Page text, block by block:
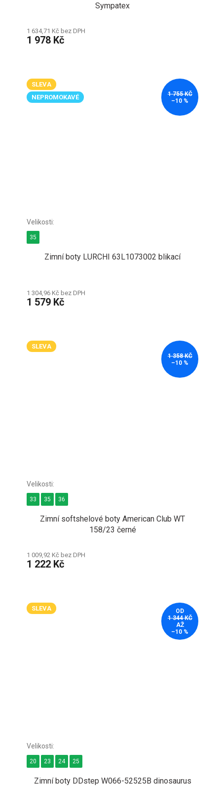
Sympatex
1 634,71 Kč bez DPH
1 978 Kč
SLEVA
NEPROMOKAVÉ
1 755 KČ
–10 %
Zimní boty LURCHI 63L1073002 blikací
1 304,96 Kč bez DPH
1 579 Kč
35
SLEVA
1 358 KČ
–10 %
Zimní softshelové boty American Club WT
158/23 černé
1 009,92 Kč bez DPH
1 222 Kč
33 35 36
SLEVA
OD
1 344 KČ
AŽ
–10 %
Zimní boty DDstep W066-52525B dinosaurus
20 23 24 25